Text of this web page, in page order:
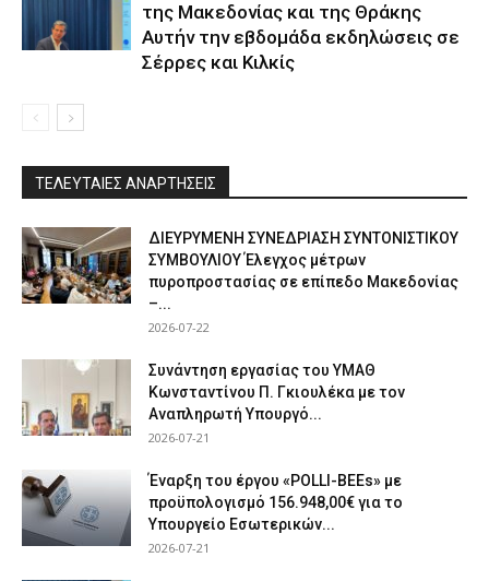
της Μακεδονίας και της Θράκης
Αυτήν την εβδομάδα εκδηλώσεις σε
Σέρρες και Κιλκίς
ΤΕΛΕΥΤΑΙΕΣ ΑΝΑΡΤΗΣΕΙΣ
ΔΙΕΥΡΥΜΕΝΗ ΣΥΝΕΔΡΙΑΣΗ ΣΥΝΤΟΝΙΣΤΙΚΟΥ
ΣΥΜΒΟΥΛΙΟΥ Έλεγχος μέτρων
πυροπροστασίας σε επίπεδο Μακεδονίας
–...
2026-07-22
Συνάντηση εργασίας του ΥΜΑΘ
Κωνσταντίνου Π. Γκιουλέκα με τον
Αναπληρωτή Υπουργό...
2026-07-21
Έναρξη του έργου «POLLI-BEEs» με
προϋπολογισμό 156.948,00€ για το
Υπουργείο Εσωτερικών...
2026-07-21